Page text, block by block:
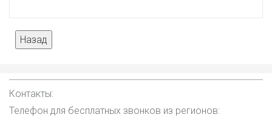
Контакты:
Телефон для бесплатных звонков из регионов: